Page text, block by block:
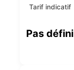
Tarif indicatif
Pas défini